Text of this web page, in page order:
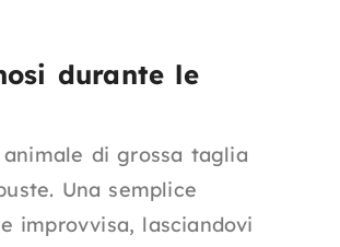
durante le
di grossa taglia
Una semplice
improvvisa, lasciandovi